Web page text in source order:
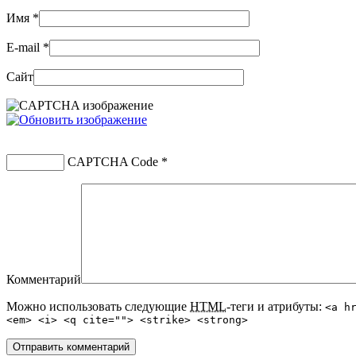
Имя *
E-mail *
Сайт
CAPTCHA Code *
Комментарий
Можно использовать следующие HTML-теги и атрибуты: <a
<em> <i> <q cite=""> <strike> <strong>